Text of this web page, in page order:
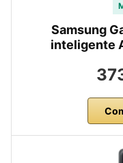
Samsung
inteligente